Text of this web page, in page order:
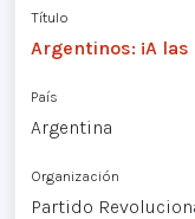
Título
Argentinos: ¡A las
País
Argentina
Organización
Partido